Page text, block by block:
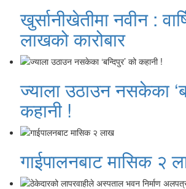
खुर्सानीखेतीमा नवीन :
लाखको कारोबार
ज्याला उठाउन नसकेका
कहानी !
गाईपालनबाट मासिक २